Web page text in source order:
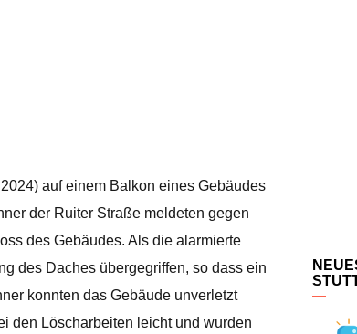
auf einem Balkon eines Gebäudes
der Ruiter Straße meldeten gegen
des Gebäudes. Als die alarmierte
des Daches übergegriffen, so dass ein
konnten das Gebäude unverletzt
den Löscharbeiten leicht und wurden